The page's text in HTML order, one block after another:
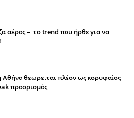
αέρος – το trend που ήρθε για να
Αθήνα θεωρείται πλέον ως κορυφαίος
προορισμός